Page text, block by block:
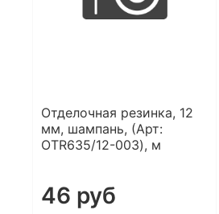
Отделочная резинка, 12
мм, шампань, (Арт:
OTR635/12-003), м
46 руб